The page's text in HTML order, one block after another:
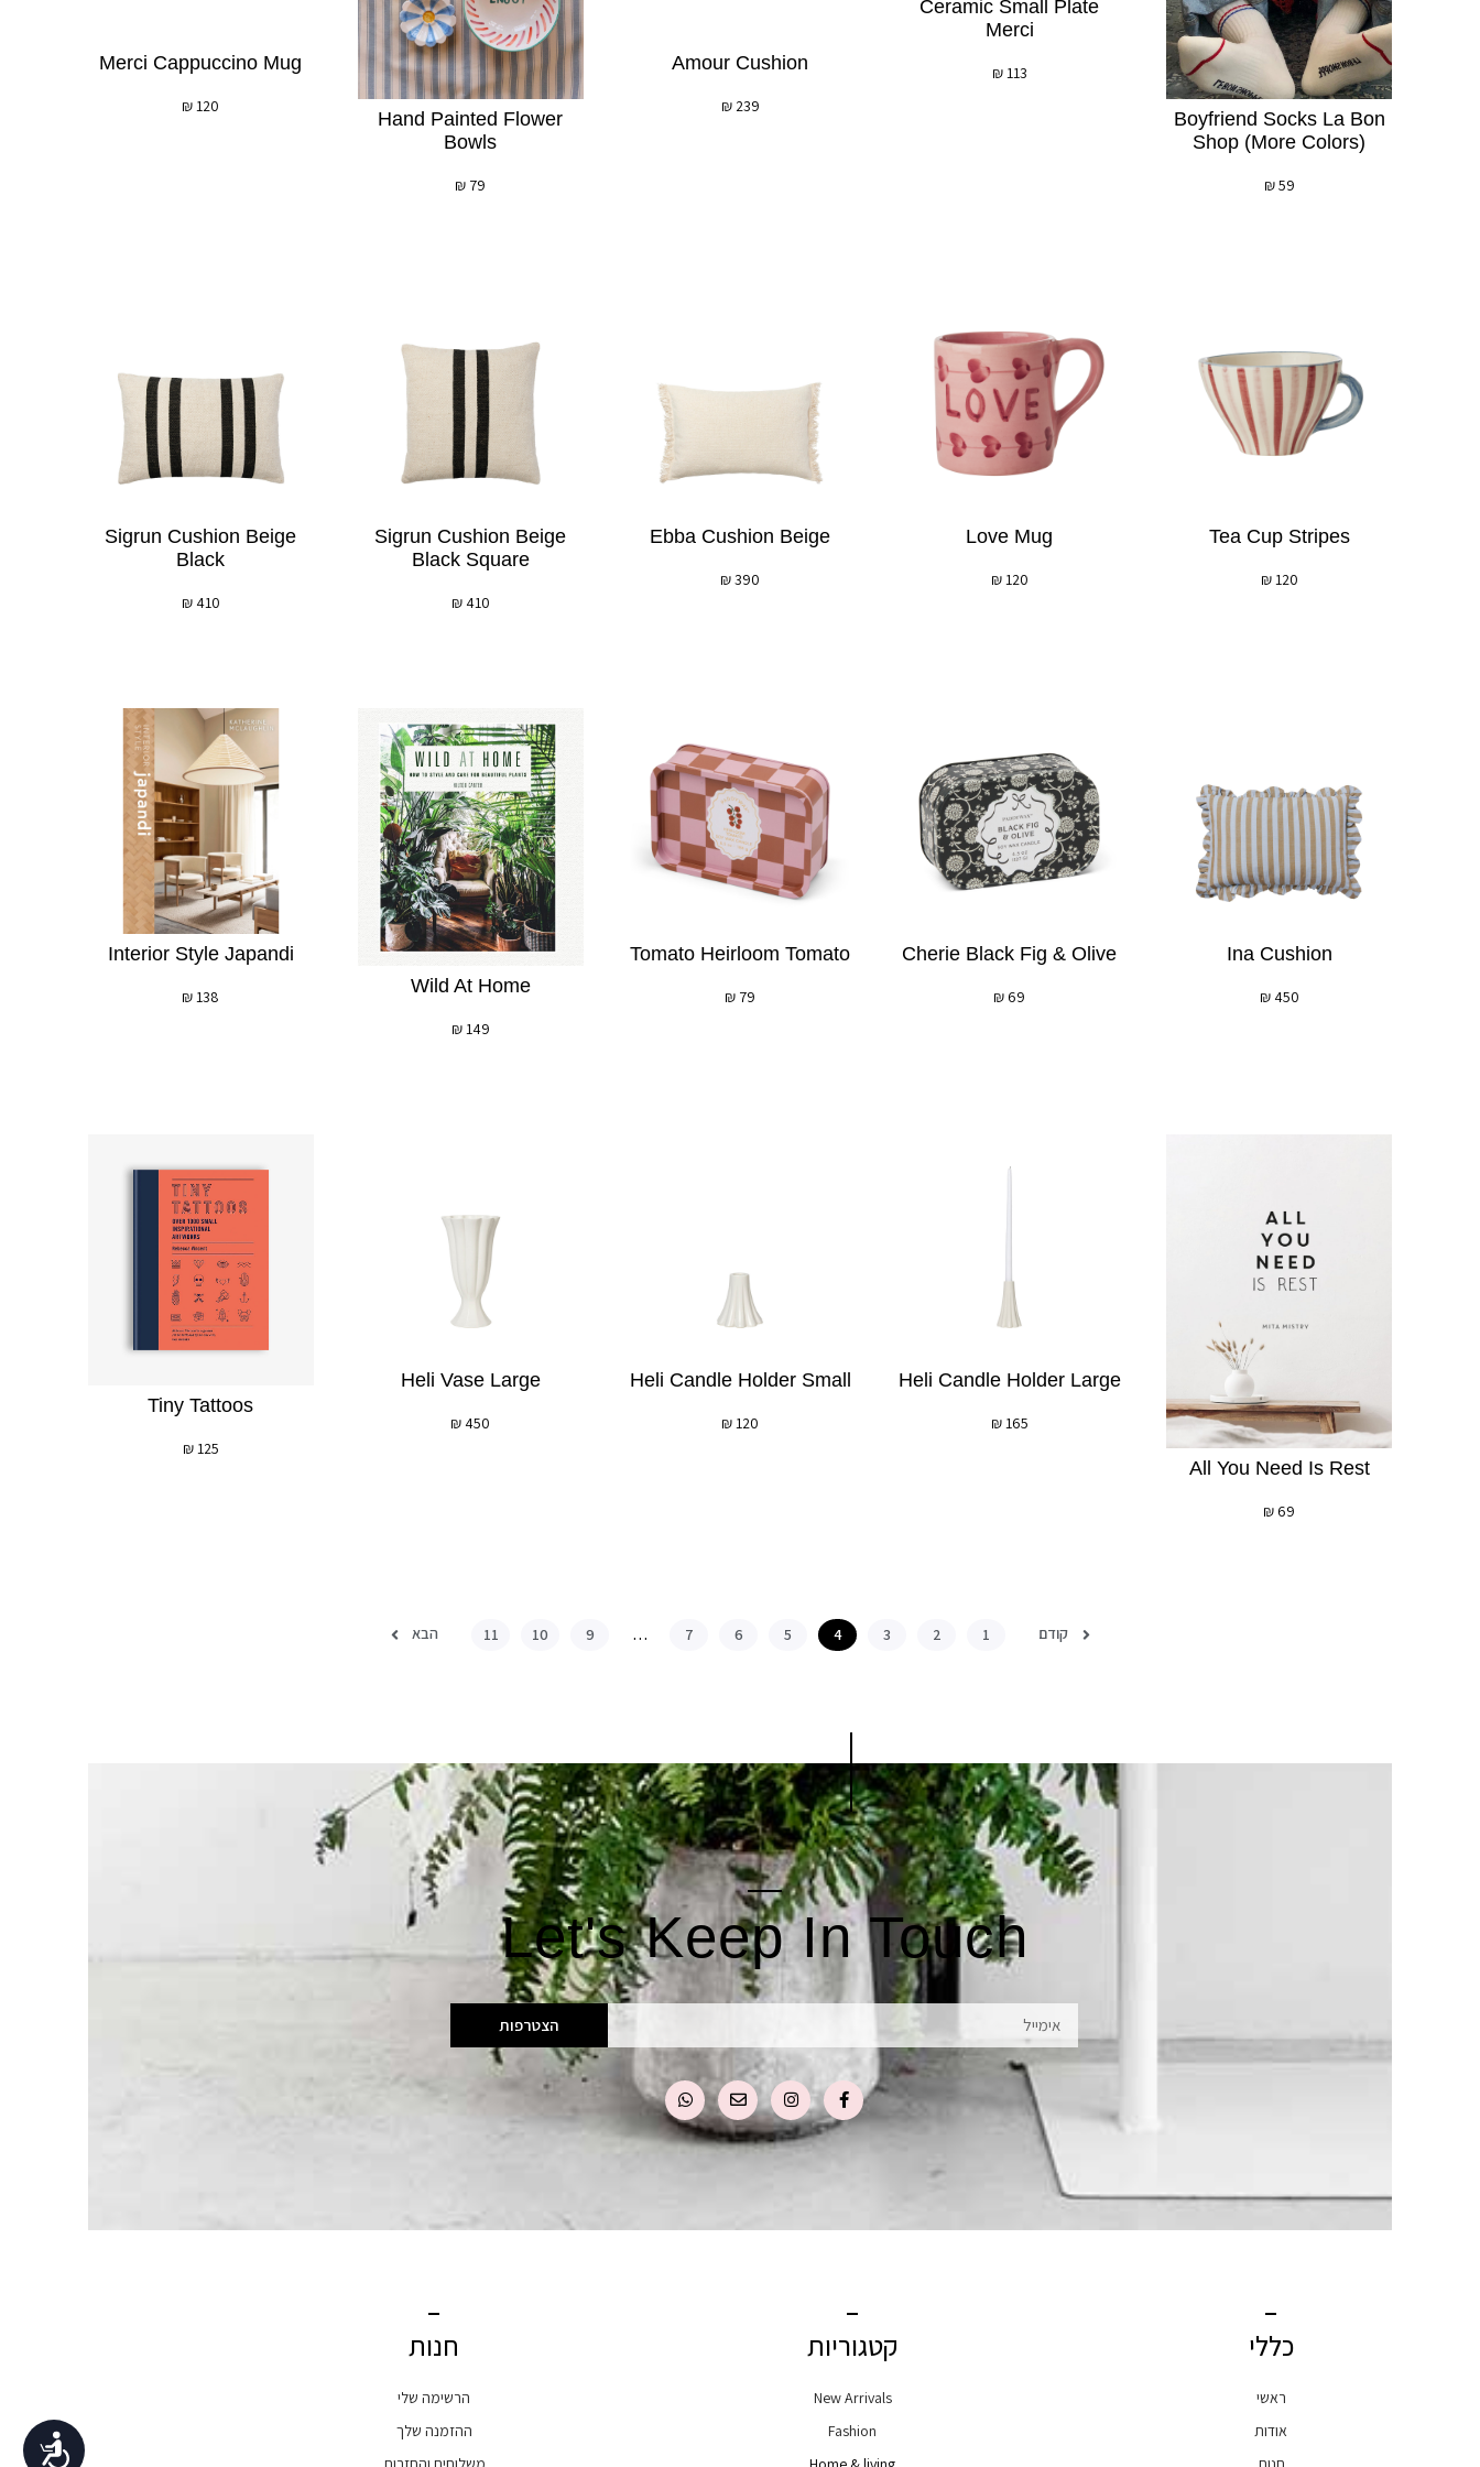
נגישות
Boyfriend Socks La Bon
Shop (more Colors)
59
₪
Ceramic Small Plate
Merci
113
₪
Amour Cushion
239
₪
Hand Painted Flower
Bowls
79
₪
Merci Cappuccino Mug
120
₪
Tea Cup Stripes
120
₪
Love Mug
120
₪
Ebba Cushion Beige
390
₪
Sigrun Cushion Beige
Black Square
410
₪
Sigrun Cushion Beige
Black
410
₪
Ina Cushion
450
₪
Cherie Black Fig & Olive
69
₪
Tomato Heirloom Tomato
79
₪
Wild At Home
149
₪
Interior Style Japandi
138
₪
All You Need Is Rest
69
₪
Heli Candle Holder Large
165
₪
Heli Candle Holder Small
120
₪
Heli Vase Large
450
₪
Tiny Tattoos
125
₪
קודם 1
2
3
4
5
6
7
…
9
10
11 הבא
Let's Keep In Touch
הצטרפות
כללי
ראשי
אודות
קטגוריות
New Arrivals
Fashion
חנות
הרשימה שלי
ההזמנה שלך